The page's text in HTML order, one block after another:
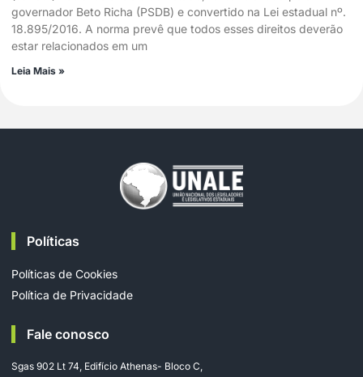
governador Beto Richa (PSDB) e convertido na Lei estadual nº.
18.895/2016. A norma prevê que todos esses direitos deverão
estar relacionados em um
Leia Mais »
Políticas
Políticas de Cookies
Política de Privacidade
Fale conosco
Sgas 902 Lt 74, Edifício Athenas- Bloco C,